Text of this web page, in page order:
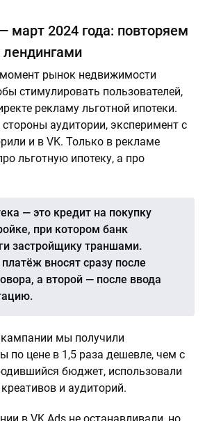
март 2024 года: повторяем
лендингами
рынок недвижимости
стимулировать пользователей,
рекламу льготной ипотеки.
стороны аудитории, эксперимент с
и в VK. Только в рекламе
льготную ипотеку, а про
— это кредит на покупку
при котором банк
застройщику траншами.
вносят сразу после
а второй — после ввода
мы получили
по цене в 1,5 раза дешевле, чем с
бюджет, использовали
и аудиторий.